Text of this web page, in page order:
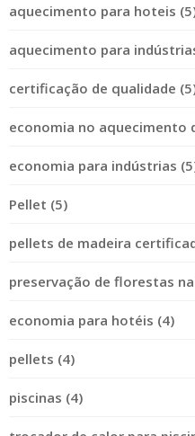
aquecimento para hoteis
aquecimento para
certificação de qualidade
economia no aquecimento
economia para indústrias
Pellet (5)
pellets de madeira
preservação de florestas
economia para hotéis (4)
pellets (4)
piscinas (4)